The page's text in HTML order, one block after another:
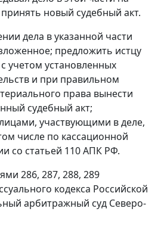
новый судебный акт.
дела в указанной части
предложить истцу
учетом установленных
и при правильном
права вынести
судебный акт;
участвующими в деле,
числе по кассационной
со статьей 110АПК РФ.
286, 287, 288, 289
кодекса Российской
арбитражный суд Северо-